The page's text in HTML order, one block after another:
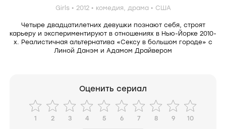
Girls 2012 комедия, драма США
Четыре двадцатилетних девушки познают себя, строят
карьеру и экспериментируют в отношениях в Нью-Йорке 2010-
х. Реалистичная альтернатива «Сексу в большом городе» с
Линой Данэм и Адамом Драйвером
Оценить сериал
1 2 3 4 5 6 7 8 9 10